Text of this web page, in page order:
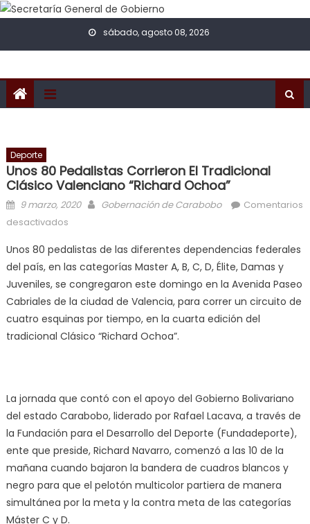
Skip to content
sábado, agosto 08, 2026
Deporte
Unos 80 Pedalistas Corrieron El Tradicional
Clásico Valenciano “Richard Ochoa”
Posted on
9 marzo, 2020 Author
Gobernación de Carabobo
Comentarios
desactivados
Unos 80 pedalistas de las diferentes dependencias federales
del país, en las categorías Master A, B, C, D, Élite, Damas y
Juveniles, se congregaron este domingo en la Avenida Paseo
Cabriales de la ciudad de Valencia, para correr un circuito de
cuatro esquinas por tiempo, en la cuarta edición del
tradicional Clásico “Richard Ochoa”.
La jornada que contó con el apoyo del Gobierno Bolivariano
del estado Carabobo, liderado por Rafael Lacava, a través de
la Fundación para el Desarrollo del Deporte (Fundadeporte),
ente que preside, Richard Navarro, comenzó a las 10 de la
mañana cuando bajaron la bandera de cuadros blancos y
negro para que el pelotón multicolor partiera de manera
simultánea por la meta y la contra meta de las categorías
Máster C y D.